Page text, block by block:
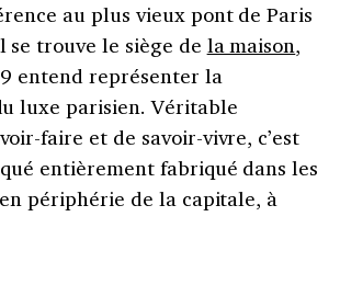
au plus vieux pont de Paris
se trouve le siège de la maison,
entend représenter la
luxe parisien. Véritable
faire et de savoir-vivre, c’est
entièrement fabriqué dans les
périphérie de la capitale, à